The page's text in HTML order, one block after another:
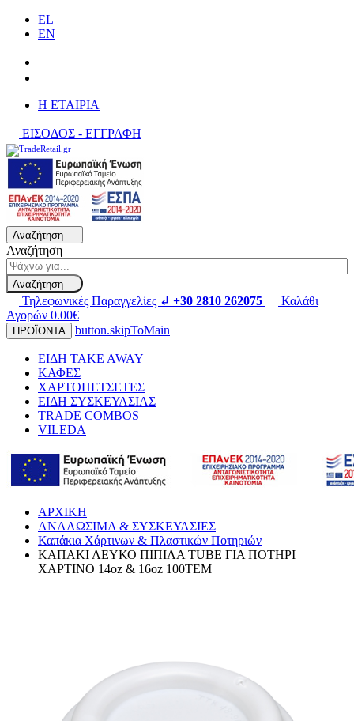
EL
EN
H ΕΤΑΙΡΙΑ
ΕΙΣΟΔΟΣ - ΕΓΓΡΑΦΗ
Αναζήτηση
Αναζήτηση
Αναζήτηση
Τηλεφωνικές Παραγγελίες ↲ +30 2810 262075
Καλάθι
Αγορών 0.00€
ΠΡΟΪΟΝΤΑ button.skipToMain
ΕΙΔΗ TAKE AWAY
ΚΑΦΕΣ
ΧΑΡΤΟΠΕΤΣΕΤΕΣ
ΕΙΔΗ ΣΥΣΚΕΥΑΣΙΑΣ
TRADE COMBOS
VILEDA
ΑΡΧΙΚΗ
ΑΝΑΛΩΣΙΜΑ & ΣΥΣΚΕΥΑΣΙΕΣ
Καπάκια Χάρτινων & Πλαστικών Ποτηριών
ΚΑΠΑΚΙ ΛΕΥΚΟ ΠΙΠΙΛΑ TUBE ΓΙΑ ΠΟΤΗΡΙ
ΧΑΡΤΙΝΟ 14oz & 16oz 100ΤΕΜ